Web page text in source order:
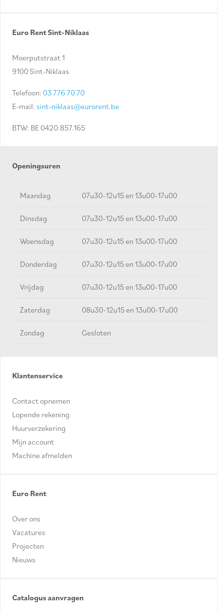
Euro Rent Sint-Niklaas
Moerputstraat 1
9100 Sint-Niklaas
Telefoon: 03 776 70 70
E-mail: sint-niklaas@eurorent.be
BTW: BE 0420.857.165
Openingsuren
Maandag 07u30-12u15 en 13u00-17u00
Dinsdag 07u30-12u15 en 13u00-17u00
Woensdag 07u30-12u15 en 13u00-17u00
Donderdag 07u30-12u15 en 13u00-17u00
Vrijdag 07u30-12u15 en 13u00-17u00
Zaterdag 08u30-12u15 en 13u00-17u00
Zondag Gesloten
Klantenservice
Contact opnemen
Lopende rekening
Huurverzekering
Mijn account
Machine afmelden
Euro Rent
Over ons
Vacatures
Projecten
Nieuws
Catalogus aanvragen